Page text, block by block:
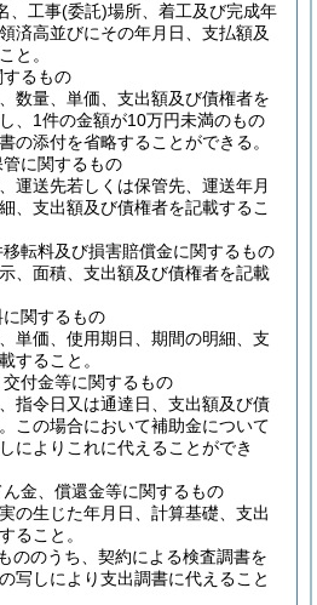
、工事(委託)場所、着工及び完成年
済高並びにその年月日、支払額及
と。
るもの
数量、単価、支出額及び債権者を
、1件の金額が10万円未満のもの
の添付を省略することができる。
に関するもの
運送先若しくは保管先、運送年月
、支出額及び債権者を記載するこ
転料及び損害賠償金に関するもの
、面積、支出額及び債権者を記載
関するもの
単価、使用期日、期間の明細、支
すること。
付金等に関するもの
指令日又は通達日、支出額及び債
この場合において補助金について
によりこれに代えることができ
金、償還金等に関するもの
の生じた年月日、計算基礎、支出
ること。
ののうち、契約による検査調書を
写しにより支出調書に代えること